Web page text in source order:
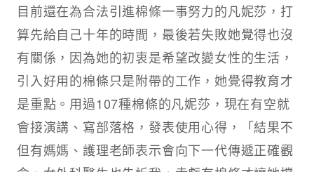
目前還在為合法引進棉條一事努力的凡妮莎，打
算先給自己十年的時間，最後若失敗她覺得也沒
有關係，因為她的初衷是希望改變女性的生活，
引入好用的棉條只是附帶的工作，她覺得教育才
是重點。用過107種棉條的凡妮莎，現在有空就
會接演講、寫部落格，發表使用心得，「結果不
但有媽媽、護理老師表示會向下一代傳遞正確觀